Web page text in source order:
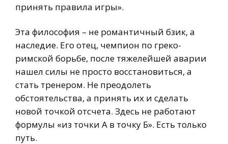
принять правила игры».
Эта философия – не романтичный бзик, а
наследие. Его отец, чемпион по греко-
римской борьбе, после тяжелейшей аварии
нашел силы не просто восстановиться, а
стать тренером. Не преодолеть
обстоятельства, а принять их и сделать
новой точкой отсчета. Здесь не работают
формулы «из точки А в точку Б». Есть только
путь.